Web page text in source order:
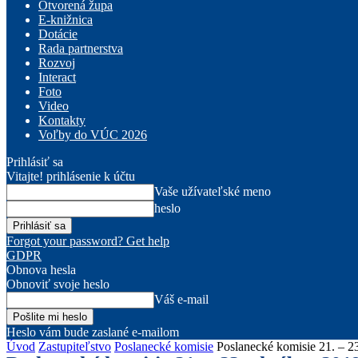
Otvorená župa
E-knižnica
Dotácie
Rada partnerstva
Rozvoj
Interact
Foto
Video
Kontakty
Voľby do VÚC 2026
Prihlásiť sa
Vitajte! prihlásenie k účtu
Vaše užívateľské meno
heslo
Forgot your password? Get help
GDPR
Obnova hesla
Obnoviť svoje heslo
Váš e-mail
Heslo vám bude zaslané e-mailom
Úvod Zastupiteľstvo Poslanecké komisie Poslanecké komisie 21. –